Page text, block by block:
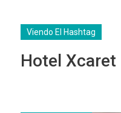
Viendo El Hashtag
Hotel Xcaret